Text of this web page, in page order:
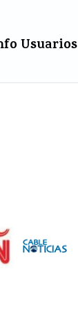
Usuarios